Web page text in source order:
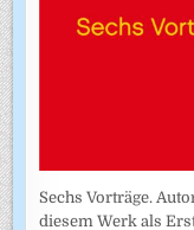
Sechs Vorträge.
diesem Werk als